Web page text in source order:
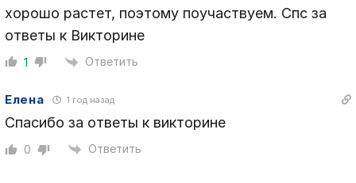
хорошо растет, поэтому поучаствуем. Спс за
ответы к Викторине
1 Ответить
Елена 1 год назад
Спасибо за ответы к викторине
0 Ответить